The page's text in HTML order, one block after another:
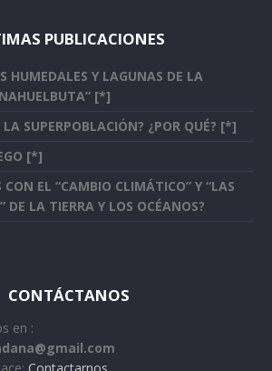
PUBLICACIONES
HUMEDALES Y LAGUNAS DE LA
[*]
LA SUPERPOBLACIÓN? ¿POR QUÉ? [*]
[*]
EL “CAMBIO CLIMÁTICO” Y “LAS
DE LA TIERRA Y LOS OCÉANOS?
CONTÁCTANOS
en :